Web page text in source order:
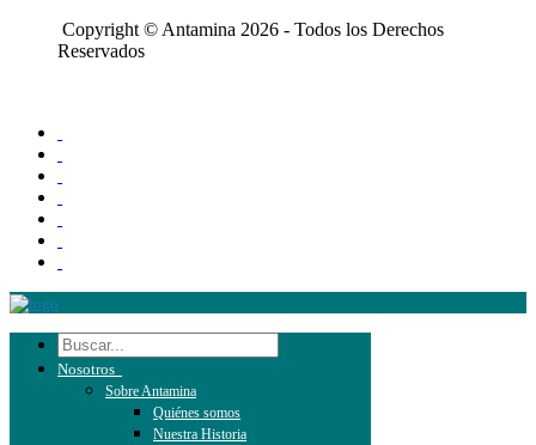
Copyright © Antamina 2026 - Todos los Derechos
Reservados
Nosotros
Sobre Antamina
Quiénes somos
Nuestra Historia